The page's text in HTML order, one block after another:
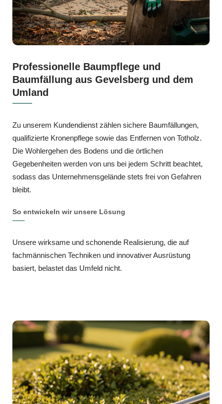
Professionelle Baumpflege und
Baumfällung aus Gevelsberg und dem
Umland
Zu unserem Kundendienst zählen sichere Baumfällungen,
qualifizierte Kronenpflege sowie das Entfernen von Totholz.
Die Wohlergehen des Bodens und die örtlichen
Gegebenheiten werden von uns bei jedem Schritt beachtet,
sodass das Unternehmensgelände stets frei von Gefahren
bleibt.
So entwickeln wir unsere Lösung
Unsere wirksame und schonende Realisierung, die auf
fachmännischen Techniken und innovativer Ausrüstung
basiert, belastet das Umfeld nicht.